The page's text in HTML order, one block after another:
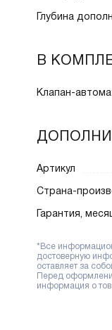
Глубина
В
Клапан-
Артикул
Страна-
Гарантия,
*Все
достоверную
оставляет за
Перед
информация о